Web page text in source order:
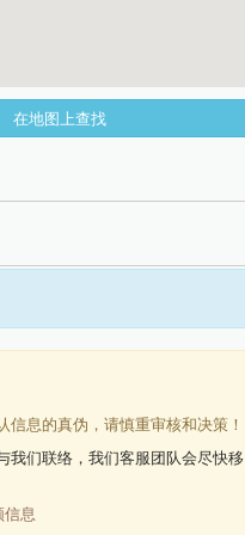
在地图上查找
息的真伪，请慎重审核和决策！
我们联络，我们客服团队会尽快移
息